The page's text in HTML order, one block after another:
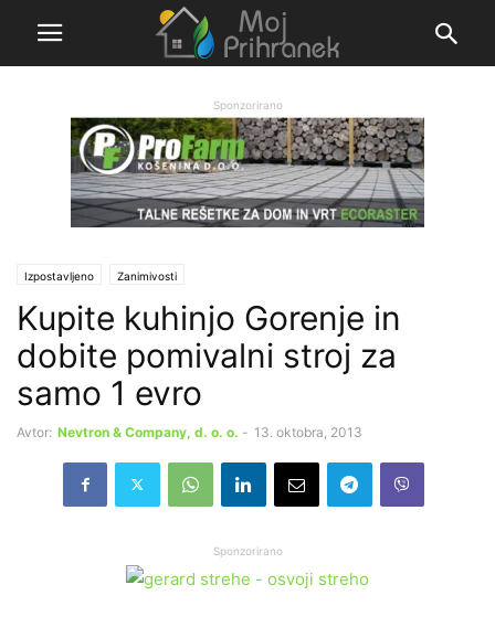
Sponzorirano
Izpostavljeno Zanimivosti
Kupite kuhinjo Gorenje in
dobite pomivalni stroj za
samo 1 evro
Avtor: Nevtron & Company, d. o. o. - 13. oktobra, 2013
Sponzorirano